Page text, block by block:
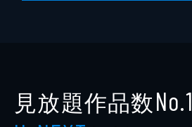
見放題作品数No.1